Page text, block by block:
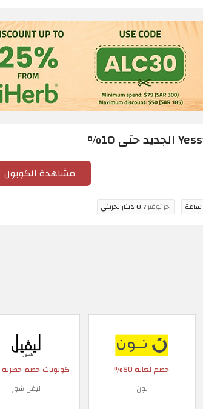
مشاهدة الكوبون
اخر توفير0.7 دينار بحريني
خصم لغاية 80%
نون
كوبونات خصم حصرية 10%
ليفل شوز